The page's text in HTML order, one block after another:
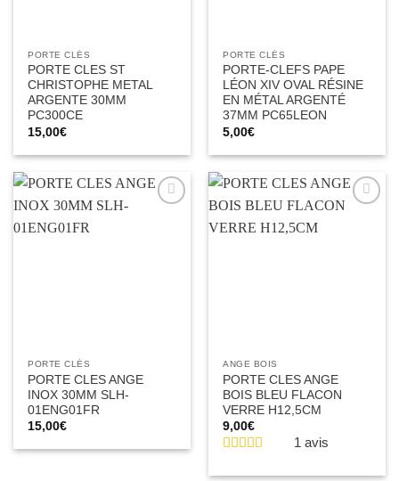
PORTE CLÉS
PORTE CLES ST
CHRISTOPHE METAL
ARGENTE 30MM
PC300CE
15,00€
PORTE CLÉS
PORTE-CLEFS PAPE
LÉON XIV OVAL RÉSINE
EN MÉTAL ARGENTÉ
37MM PC65LEON
5,00€
PORTE CLÉS
PORTE CLES ANGE
INOX 30MM SLH-
01ENG01FR
15,00€
ANGE BOIS
PORTE CLES ANGE
BOIS BLEU FLACON
VERRE H12,5CM
9,00€
1 avis